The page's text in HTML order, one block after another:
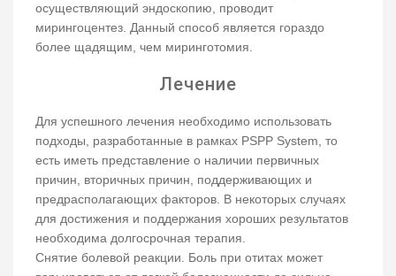
осуществляющий эндоскопию, проводит
мирингоцентез. Данный способ является гораздо
более щадящим, чем миринготомия.
Лечение
Для успешного лечения необходимо использовать
подходы, разработанные в рамках PSPP System, то
есть иметь представление о наличии первичных
причин, вторичных причин, поддерживающих и
предрасполагающих факторов. В некоторых случаях
для достижения и поддержания хороших результатов
необходима долгосрочная терапия.
Снятие болевой реакции. Боль при отитах может